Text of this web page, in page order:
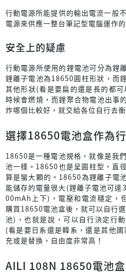
行動電源所能提供的輸出電流一般
電源來供應一整台筆記型電腦運作
安全上的疑慮
行動電源所使用的鋰電池可分為鋰
鋰離子電池為18650圓柱形狀，而
其他形狀(看是要扁的還是長的都
時候會燃燒，而鋰聚合物電池出事
炸哪個比較好，就交給各位自行去
選擇18650電池盒作為
18650是一種電池規格，就像是我
池一樣。18650也是呈圓柱型，直
算是蠻大顆的。18650為鋰離子電
能儲存的電量很大(鋰離子電池可
00mAh上下)，電壓和電流穩定，
購買18650電池盒後，就可以自行
池)，也就是說，可以自行決定行
(看是要日系還是韓系，還是其他
充或是替換，自由度非常高！
AILI 108N 18650電池